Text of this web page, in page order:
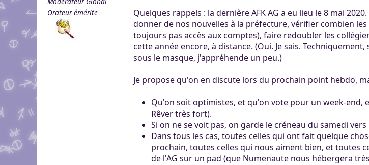
Pour partager des fichiers. Tout le monde
peut s'inscrire, mais limité à 100Mo par
personne si vous n'êtes pas validé.
Visioconférence
Visioconférence
Salon audio et vidéo, accessible sans
compte, via le navigateur. Allumez vos
micro ! /!\ Ce n'est pas notre outil
principal d'échange, préférez le salon
Boutiques
Brillez aux couleurs de Khaganat
Vous cherchez des goodies avec nos
visuels ? Vous pouvez les retrouver sur
stands.
Aider Khaganat
Notre projet vit grâce aux dons, en
Découvrez comment nous aider, afin que
nous puissions aller encore plus loin !
Orateur émérite
Quelques rappels : la dernière AFK AG a eu lieu le 8 mai
donner de nos nouvelles à la préfecture, vérifier combien
toujours pas accès aux comptes), faire redoubler les
cette année encore, à distance. (Oui. Je sais.
sous le masque, j'appréhende un peu.)
Je propose qu'on en discute lors du prochain point hebdo,
Qu'on soit optimistes, et qu'on vote pour un week-
Rêver très fort).
Si on ne se voit pas, on garde le créneau du samedi
Dans tous les cas, toutes celles qui ont fait quelque
prochain, toutes celles qui nous aiment bien, et toutes
de l'AG sur un pad (que Numenaute nous hébergera